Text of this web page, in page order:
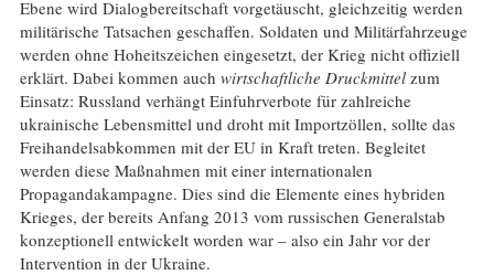
Ebene wird Dialogbereitschaft vorgetäuscht, gleichzeitig werden
militärische Tatsachen geschaffen. Soldaten und Militärfahrzeuge
werden ohne Hoheitszeichen eingesetzt, der Krieg nicht offiziell
erklärt. Dabei kommen auch wirtschaftliche Druckmittelzum
Einsatz: Russland verhängt Einfuhrverbote für zahlreiche
ukrainische Lebensmittel und droht mit Importzöllen, sollte das
Freihandelsabkommen mit der EU in Kraft treten. Begleitet
werden diese Maßnahmen mit einer internationalen
Propagandakampagne. Dies sind die Elemente eines hybriden
Krieges, der bereits Anfang 2013 vom russischen Generalstab
konzeptionell entwickelt worden war – also ein Jahr vor der
Intervention in der Ukraine.